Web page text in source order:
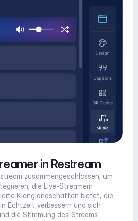
in Restream
zusammengeschlossen, um
die Live-Streamern
Klanglandschaften bietet, die
Echtzeit verbessern und sich
die Stimmung des Streams